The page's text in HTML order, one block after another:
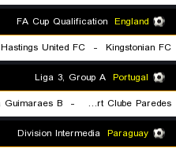
۲۲:۱۵England
Kingstonian FC
-
Hastings United FC
Portugal
Uniao Sport Clube Paredes
-
۲۲:۳۰Paraguay